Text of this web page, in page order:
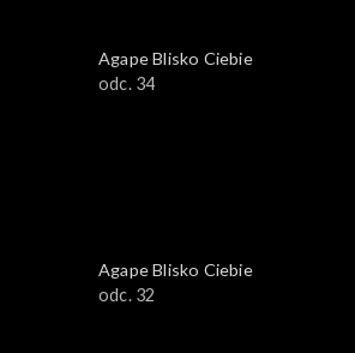
Agape Blisko Ciebie
odc. 34
Agape Blisko Ciebie
odc. 32